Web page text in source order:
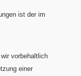
ist der im
vorbehaltlich
einer